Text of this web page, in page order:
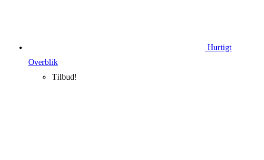
Hurtigt
Overblik
Tilbud!